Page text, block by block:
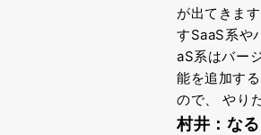
が出てきま
すSaaS系や
aS系はバー
能を追加する
ので、やり
村井：なる